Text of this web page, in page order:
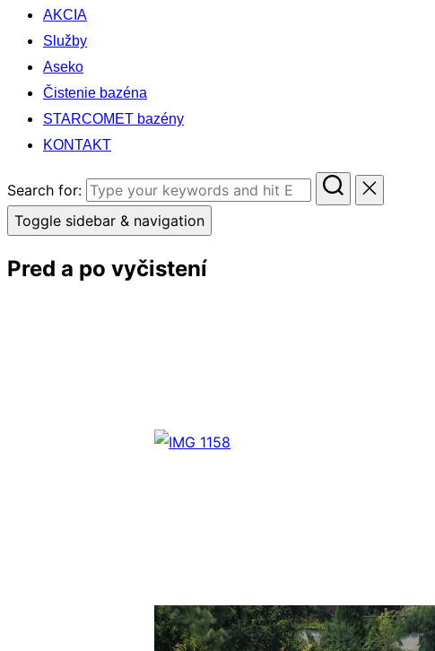
AKCIA
Služby
Aseko
Čistenie bazéna
STARCOMET bazény
KONTAKT
Search for:
Toggle sidebar & navigation
Pred a po vyčistení